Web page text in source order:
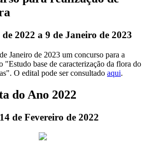
2022 a 9 de Janeiro de 2023
Janeiro de 2023 um concurso para a
"Estudo base de caracterização da flora do
O edital pode ser consultado aqui.
do Ano 2022
de Fevereiro de 2022